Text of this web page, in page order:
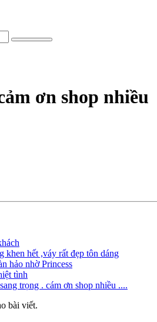
ơn shop nhiều
khen hết ,váy rất đẹp tôn dáng
hảo nhờ Princess
tình
trọng . cám ơn shop nhiều ....
bài viết.